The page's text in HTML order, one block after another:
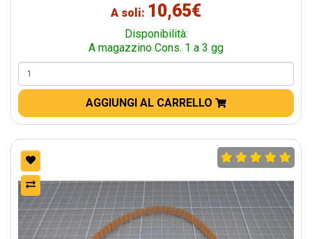
A soli: 10,65€
Disponibilità:
A magazzino Cons. 1 a 3 gg
AGGIUNGI AL CARRELLO